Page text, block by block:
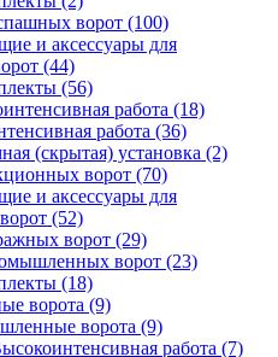
ворот (100)
и аксессуары для
(44)
(56)
работа (18)
работа (36)
(скрытая) установка (2)
ворот (70)
и аксессуары для
(52)
ворот (29)
ворот (23)
(18)
ворота (9)
ворота (9)
работа (7)